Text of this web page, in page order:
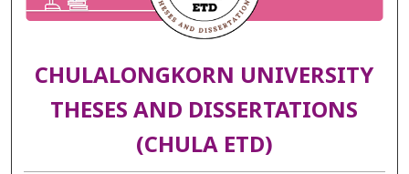
CHULALONGKORN UNIVERSITY
THESES AND DISSERTATIONS
(CHULA ETD)